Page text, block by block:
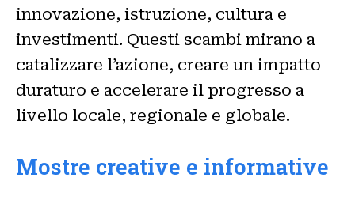
innovazione, istruzione, cultura e
investimenti. Questi scambi mirano a
catalizzare l’azione, creare un impatto
duraturo e accelerare il progresso a
livello locale, regionale e globale.
Mostre creative e informative